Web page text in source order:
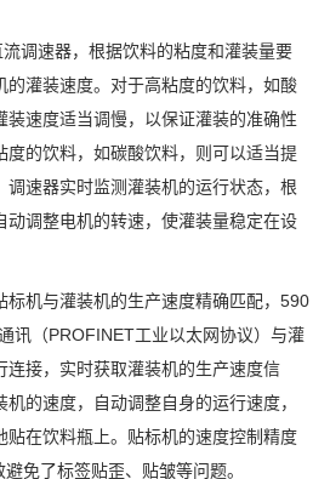
调速器，根据饮料的粘度和灌装量要
的灌装速度。对于高粘度的饮料，如酸
装速度适当调慢，以保证灌装的准确性
度的饮料，如碳酸饮料，则可以适当提
调速器实时监测灌装机的运行状态，根
动调整电机的转速，使灌装量稳定在设
标机与灌装机的生产速度精确匹配，590
讯（PROFINET工业以太网协议）与灌
连接，实时获取灌装机的生产速度信
的速度，自动调整自身的运行速度，
贴在饮料瓶上。贴标机的速度控制精度
免了标签贴歪、贴皱等问题。